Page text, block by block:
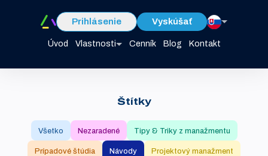
Úvod Vlastnosti Cenník Blog Kontakt
Prihlásenie Vyskúšať
Štítky
Všetko Nezaradené Tipy & Triky z manažmentu
Prípadové štúdia Návody Projektový manažment